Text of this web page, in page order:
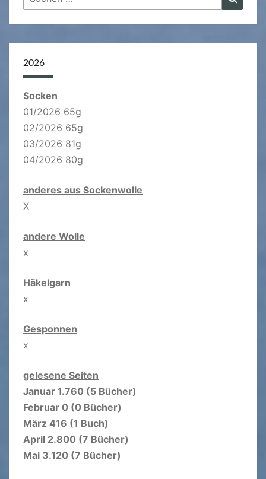
nach:
2026
Socken
01/2026 65g
02/2026 65g
03/2026 81g
04/2026 80g
anderes aus Sockenwolle
X
andere Wolle
x
Häkelgarn
x
Gesponnen
x
gelesene Seiten
Januar 1.760 (5 Bücher)
Februar 0 (0 Bücher)
März 416 (1 Buch)
April 2.800 (7 Bücher)
Mai 3.120 (7 Bücher)